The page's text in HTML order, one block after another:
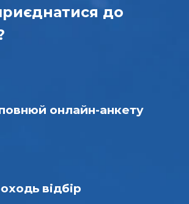
до
онлайн-анкету
відбір